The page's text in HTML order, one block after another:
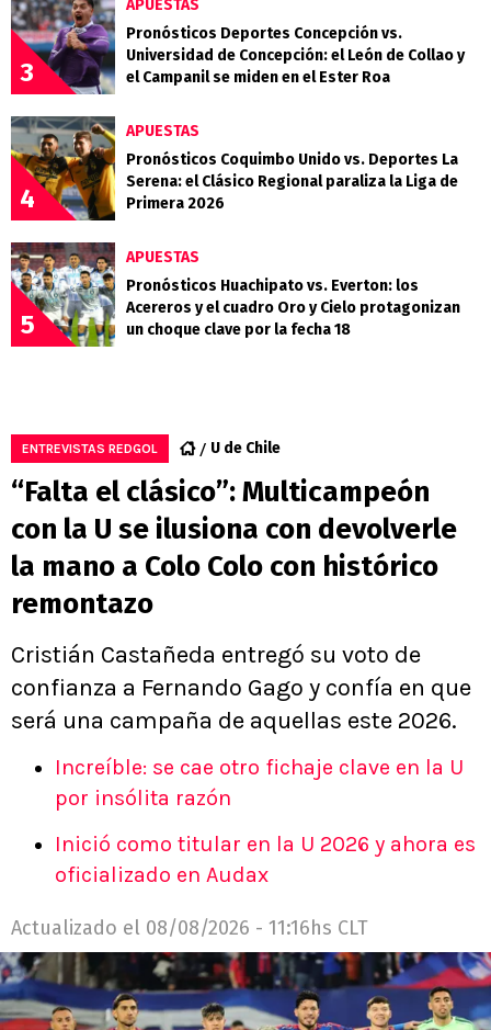
3
APUESTAS
Pronósticos Deportes Concepción vs.
Universidad de Concepción: el León de Collao y
el Campanil se miden en el Ester Roa
4
APUESTAS
Pronósticos Coquimbo Unido vs. Deportes La
Serena: el Clásico Regional paraliza la Liga de
Primera 2026
5
APUESTAS
Pronósticos Huachipato vs. Everton: los
Acereros y el cuadro Oro y Cielo protagonizan
un choque clave por la fecha 18
ENTREVISTAS REDGOL U de Chile
“Falta el clásico”: Multicampeón
con la U se ilusiona con devolverle
la mano a Colo Colo con histórico
remontazo
Cristián Castañeda entregó su voto de
confianza a Fernando Gago y confía en que
será una campaña de aquellas este 2026.
Increíble: se cae otro fichaje clave en la U
por insólita razón
Inició como titular en la U 2026 y ahora es
oficializado en Audax
Actualizado el 08/08/2026 - 11:16hs CLT